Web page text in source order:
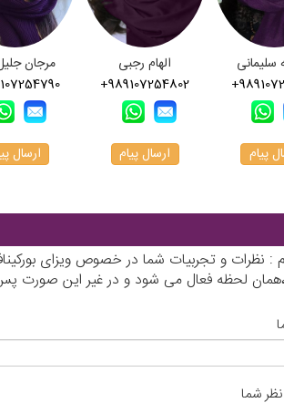
سلیمانی
پیام
الهام رجبی
+989107254802
ارسال پیام
مرجان
ارسال
: نظرات و تجربیات شما در خصوص ویزای
لحظه فعال می شود و در غیر این صورت
شما